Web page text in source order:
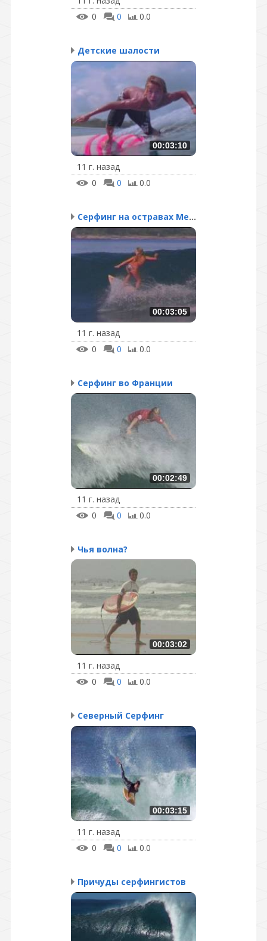
0
0 0.0
Детские шалости
00:03:10
11 г. назад
0
0 0.0
Серфинг на остравах Мен...
00:03:05
11 г. назад
0
0 0.0
Серфинг во Франции
00:02:49
11 г. назад
0
0 0.0
Чья волна?
00:03:02
11 г. назад
0
0 0.0
Северный Серфинг
00:03:15
11 г. назад
0
0 0.0
Причуды серфингистов